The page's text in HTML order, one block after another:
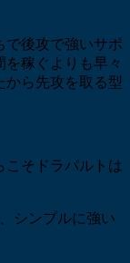
で後攻で強いサポ
稼ぐよりも早々
から先攻を取る型
こそドラパルトは
シンプルに強い